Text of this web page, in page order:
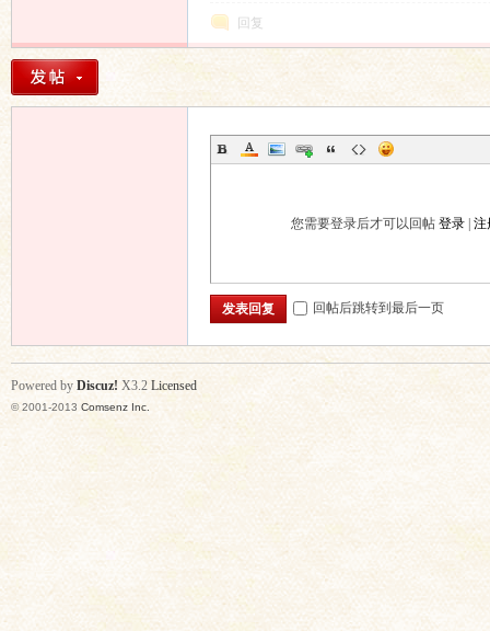
回复
您需要登录后才可以回帖 登录 注
发表回复 回帖后跳转到最后一页
Powered by Discuz! X3.2 Licensed
© 2001-2013 Comsenz Inc.